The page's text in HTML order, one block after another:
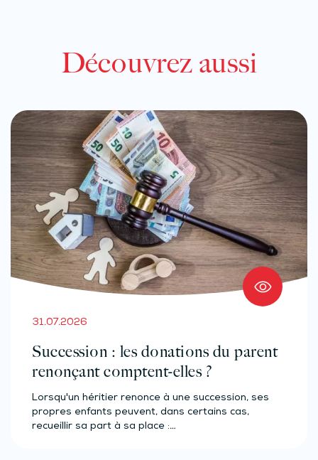
Découvrez aussi
31.07.2026
Succession : les donations du parent
renonçant comptent-elles ?
Lorsqu'un héritier renonce à une succession, ses
propres enfants peuvent, dans certains cas,
recueillir sa part à sa place :…